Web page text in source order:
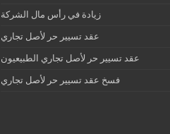
زيادة في رأس مال الشركة
عقد تسيير حر لأصل تجاري
عقد تسيير حر لأصل تجاري الطبيعيون
فسخ عقد تسيير حر لأصل تجاري